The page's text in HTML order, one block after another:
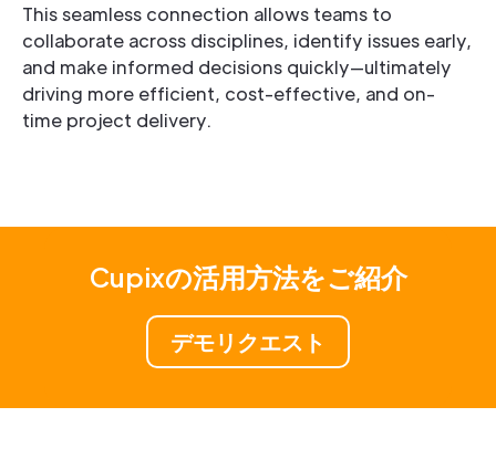
This seamless connection allows teams to
collaborate across disciplines, identify issues early,
and make informed decisions quickly—ultimately
driving more efficient, cost-effective, and on-
time project delivery.
Cupixの活用方法をご紹介
デモリクエスト